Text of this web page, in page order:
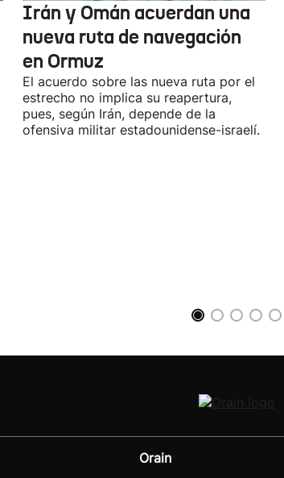
Irán y Omán acuerdan una
nueva ruta de navegación
en Ormuz
El acuerdo sobre las nueva ruta por el
estrecho no implica su reapertura,
pues, según Irán, depende de la
ofensiva militar estadounidense-israelí.
Orain